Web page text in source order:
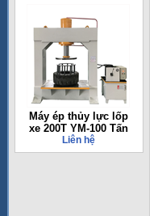
Máy ép thủy lực lốp
xe 200T YM-100 Tấn
Liên hệ